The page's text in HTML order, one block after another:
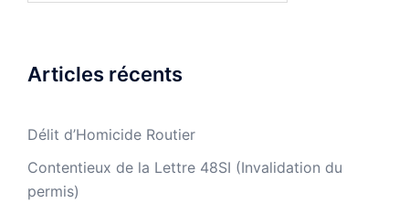
Articles récents
Délit d’Homicide Routier
Contentieux de la Lettre 48SI (Invalidation du
permis)